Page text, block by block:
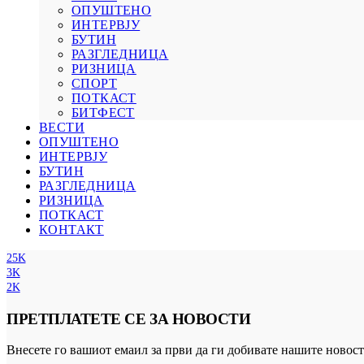
ОПУШТЕНО
ИНТЕРВЈУ
БУТИН
РАЗГЛЕДНИЦА
РИЗНИЦА
СПОРТ
ПОТКАСТ
БИТФЕСТ
ВЕСТИ
ОПУШТЕНО
ИНТЕРВЈУ
БУТИН
РАЗГЛЕДНИЦА
РИЗНИЦА
ПОТКАСТ
КОНТАКТ
25K
3K
2K
ПРЕТПЛАТЕТЕ СЕ ЗА НОВОСТИ
Внесете го вашиот емаил за први да ги добивате нашите